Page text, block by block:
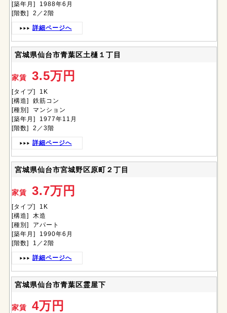
[築年月] 1988年6月
[階数] 2／2階
詳細ページへ
宮城県仙台市青葉区土樋１丁目
家賃 3.5万円
[タイプ] 1K
[構造] 鉄筋コン
[種別] マンション
[築年月] 1977年11月
[階数] 2／3階
詳細ページへ
宮城県仙台市宮城野区原町２丁目
家賃 3.7万円
[タイプ] 1K
[構造] 木造
[種別] アパート
[築年月] 1990年6月
[階数] 1／2階
詳細ページへ
宮城県仙台市青葉区霊屋下
家賃 4万円